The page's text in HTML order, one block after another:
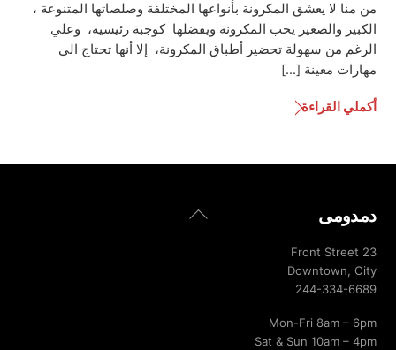
من منا لا يعشق المكرونة بأنواعها المختلفة وصلصاتها المتنوعة ،
الكبير والصغير يحب المكرونة ويفضلها كوجبة رئيسية، وعلي
الرغم من سهولة تحضير أطباق المكرونة، إلا أنها تحتاج الي
مهارات معينة […]
أكملي القراءة
Back
دمدومى
23 Front Street
Downtown, City
244-334-6689
Mon-Fri 8am – 6pm
Sat & Sun 10am – 4pm